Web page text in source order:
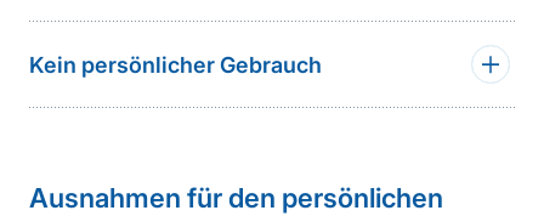
Kein persönlicher Gebrauch
Ausnahmen für den persönlichen